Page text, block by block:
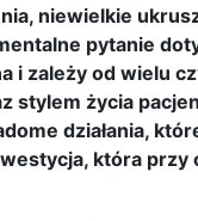
niewielkie
pytanie
i zależy od wielu
stylem życia
działania,
która